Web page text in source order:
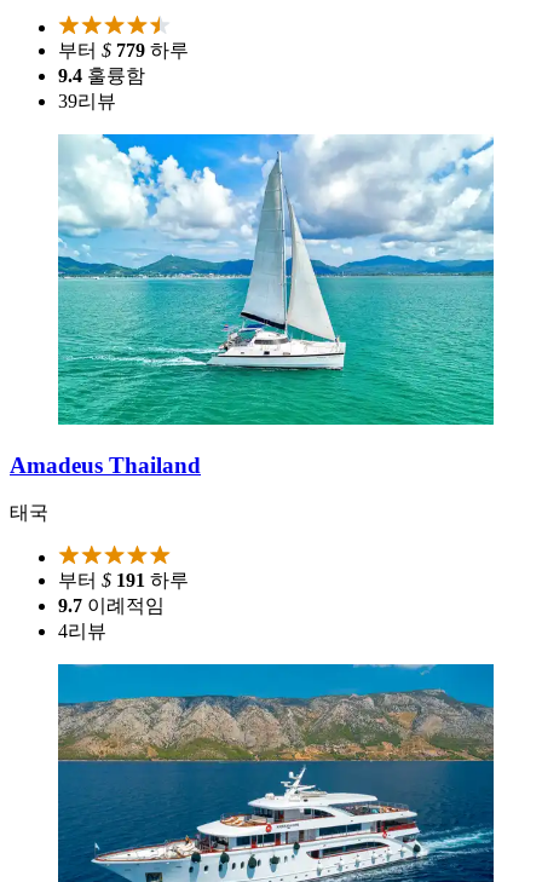
부터 $ 779 하루
9.4 훌륭함
39리뷰
Amadeus Thailand
태국
부터 $ 191 하루
9.7 이례적임
4리뷰